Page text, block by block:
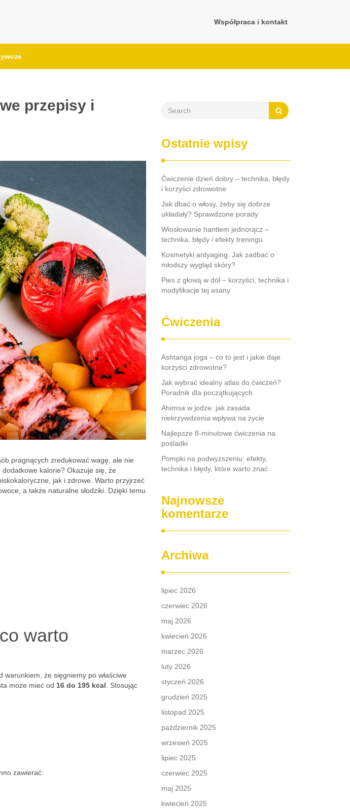
Współpraca i kontakt
przepisy i
pragnących zredukować wagę, ale nie
kalorie? Okazuje się, że
jak i zdrowe. Warto przyjrzeć
a także naturalne słodziki. Dzięki temu
warto
że sięgniemy po właściwe
może mieć od 16 do 195 kcal . Stosując
zawierać:
Ostatnie wpisy
Ćwiczenie dzień dobry – technika, błędy
i korzyści zdrowotne
Jak dbać o włosy, żeby się dobrze
układały? Sprawdzone porady
Wiosłowanie hantlem jednorącz –
technika, błędy i efekty treningu
Kosmetyki antyaging: Jak zadbać o
młodszy wygląd skóry?
Pies z głową w dół – korzyści, technika i
modyfikacje tej asany
Ćwiczenia
Ashtanga joga – co to jest i jakie daje
korzyści zdrowotne?
Jak wybrać idealny atlas do ćwiczeń?
Poradnik dla początkujących
Ahimsa w jodze: jak zasada
niekrzywdzenia wpływa na życie
Najlepsze 8-minutowe ćwiczenia na
pośladki
Pompki na podwyższeniu: efekty,
technika i błędy, które warto znać
Najnowsze
komentarze
Archiwa
lipiec 2026
czerwiec 2026
maj 2026
kwiecień 2026
marzec 2026
luty 2026
styczeń 2026
grudzień 2025
listopad 2025
październik 2025
wrzesień 2025
lipiec 2025
czerwiec 2025
maj 2025
kwiecień 2025